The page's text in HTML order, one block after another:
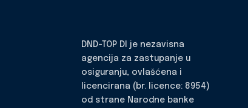
DND-TOP DI je nezavisna
agencija za zastupanje u
osiguranju, ovlašćena i
licencirana (br. licence: 8954)
od strane Narodne banke